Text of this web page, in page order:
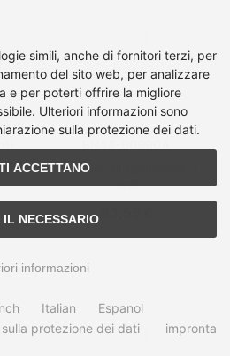
1
Samsung AC Adapter
Tempo di spedizione:
Week
simili, anche di fornitori terzi, per
del sito web, per analizzare
e per poterti offrire la migliore
Ulteriori informazioni sono
sulla protezione dei dati.
ACCETTANO
IL NECESSARIO
informazioni
Italian
Espanol
protezione dei dati
impronta